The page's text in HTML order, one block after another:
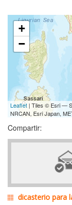
+
−
Leaflet | Tiles © Esri —
NRCAN, Esri Japan,
Compartir:
dicasterio para